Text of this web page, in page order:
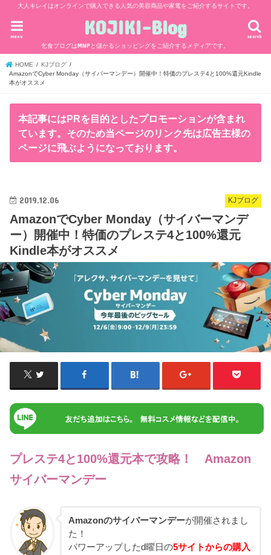
大人キレイはオンラインで購入できる人気の美容商品や家電をご紹介するサイトです。
KOJIKI-Blog
乞食ブログはMNPと儲かるショッピングをご紹介するメディアです。
search
menu
HOME
KJブログ
AmazonでCyber Monday（サイバーマンデー）開催中！特価のプレステ4と100%還元Kindle
本がオススメ
本記事にはPRを目的としたプロモーションが含まれ
ています。そのため当ページのリンク先は広告主様の
ページに飛ぶようになっております。
KJブログ
2019.12.06
AmazonでCyber Monday（サイバーマンデ
ー）開催中！特価のプレステ4と100%還元
Kindle本がオススメ
プレステ4と100%還元本で攻略！ Amazon
サイバーマンデー
Amazonのサイバーマンデーが開催されまし
た！
パワーアップしたd曜日の5サイトからの購入